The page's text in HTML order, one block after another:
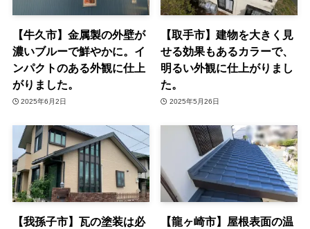
【牛久市】金属製の外壁が
濃いブルーで鮮やかに。イ
ンパクトのある外観に仕上
がりました。
2025年6月2日
【取手市】建物を大きく見
せる効果もあるカラーで、
明るい外観に仕上がりまし
た。
2025年5月26日
【我孫子市】瓦の塗装は必
【龍ヶ崎市】屋根表面の温